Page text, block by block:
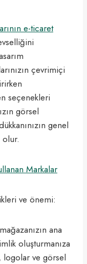
e-ticaret
çevrimiçi
seçenekleri
görsel
genel
olur.
Markalar
ve önemi:
ana
oluşturmanıza
logolar ve görsel